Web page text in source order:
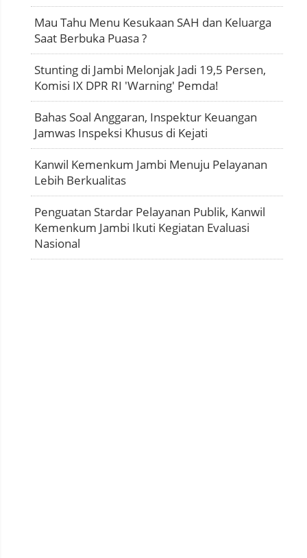
Mau Tahu Menu Kesukaan SAH dan Keluarga
Saat Berbuka Puasa ?
Stunting di Jambi Melonjak Jadi 19,5 Persen,
Komisi IX DPR RI 'Warning' Pemda!
Bahas Soal Anggaran, Inspektur Keuangan
Jamwas Inspeksi Khusus di Kejati
Kanwil Kemenkum Jambi Menuju Pelayanan
Lebih Berkualitas
Penguatan Stardar Pelayanan Publik, Kanwil
Kemenkum Jambi Ikuti Kegiatan Evaluasi
Nasional